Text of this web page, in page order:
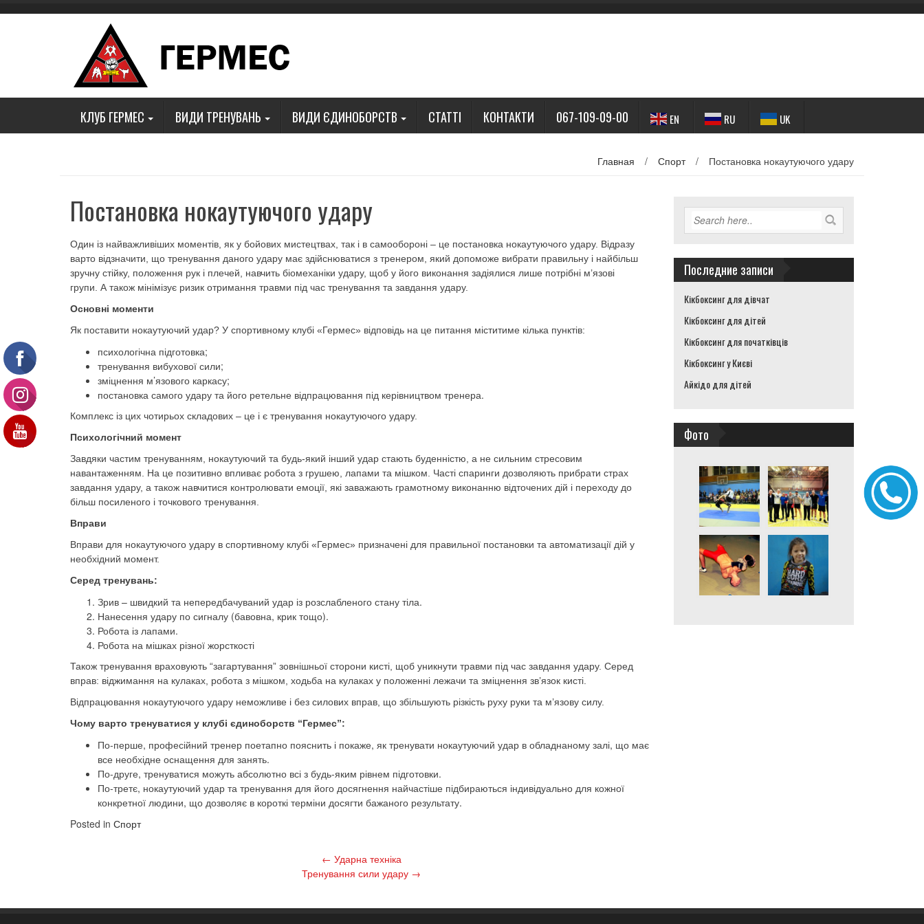
КЛУБ ГЕРМЕС ВИДИ ТРЕНУВАНЬ ВИДИ ЄДИНОБОРСТВ СТАТТІ КОНТАКТИ 067-109-09-00 EN RU UK
Главная / Спорт / Постановка нокаутуючого удару
Постановка нокаутуючого удару
Один із найважливіших моментів, як у бойових мистецтвах, так і в самообороні – це постановка нокаутуючого удару. Відразу
варто відзначити, що тренування даного удару має здійснюватися з тренером, який допоможе вибрати правильну і найбільш
зручну стійку, положення рук і плечей, навчить біомеханіки удару, щоб у його виконання задіялися лише потрібні м’язові
групи. А також мінімізує ризик отримання травми під час тренування та завдання удару.
Основні моменти
Як поставити нокаутуючий удар? У спортивному клубі «Гермес» відповідь на це питання міститиме кілька пунктів:
психологічна підготовка;
тренування вибухової сили;
зміцнення м’язового каркасу;
постановка самого удару та його ретельне відпрацювання під керівництвом тренера.
Комплекс із цих чотирьох складових – це і є тренування нокаутуючого удару.
Психологічний момент
Завдяки частим тренуванням, нокаутуючий та будь-який інший удар стають буденністю, а не сильним стресовим
навантаженням. На це позитивно впливає робота з грушею, лапами та мішком. Часті спаринги дозволяють прибрати страх
завдання удару, а також навчитися контролювати емоції, які заважають грамотному виконанню відточених дій і переходу до
більш посиленого і точкового тренування.
Вправи
Вправи для нокаутуючого удару в спортивному клубі «Гермес» призначені для правильної постановки та автоматизації дій у
необхідний момент.
Серед тренувань:
Зрив – швидкий та непередбачуваний удар із розслабленого стану тіла.
Нанесення удару по сигналу (бавовна, крик тощо).
Робота із лапами.
Робота на мішках різної жорсткості
Також тренування враховують “загартування” зовнішньої сторони кисті, щоб уникнути травми під час завдання удару. Серед
вправ: віджимання на кулаках, робота з мішком, ходьба на кулаках у положенні лежачи та зміцнення зв’язок кисті.
Відпрацювання нокаутуючого удару неможливе і без силових вправ, що збільшують різкість руху руки та м’язову силу.
Чому варто тренуватися у клубі єдиноборств “Гермес”:
По-перше, професійний тренер поетапно пояснить і покаже, як тренувати нокаутуючий удар в обладнаному залі, що має
все необхідне оснащення для занять.
По-друге, тренуватися можуть абсолютно всі з будь-яким рівнем підготовки.
По-третє, нокаутуючий удар та тренування для його досягнення найчастіше підбираються індивідуально для кожної
конкретної людини, що дозволяє в короткі терміни досягти бажаного результату.
Posted in Спорт
← Ударна техніка
Тренування сили удару →
Последние записи
Кікбоксинг для дівчат
Кікбоксинг для дітей
Кікбоксинг для початківців
Кікбоксинг у Києві
Айкідо для дітей
Фото